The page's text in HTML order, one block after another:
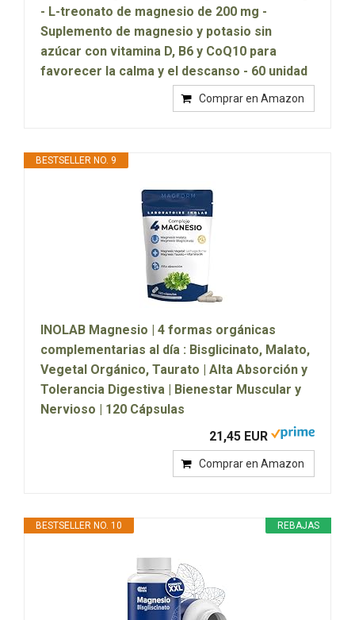
- L-treonato de magnesio de 200 mg -
Suplemento de magnesio y potasio sin
azúcar con vitamina D, B6 y CoQ10 para
favorecer la calma y el descanso - 60 unidad
Comprar en Amazon
BESTSELLER NO. 9
INOLAB Magnesio | 4 formas orgánicas
complementarias al día : Bisglicinato, Malato,
Vegetal Orgánico, Taurato | Alta Absorción y
Tolerancia Digestiva | Bienestar Muscular y
Nervioso | 120 Cápsulas
21,45 EUR
Comprar en Amazon
REBAJAS
BESTSELLER NO. 10